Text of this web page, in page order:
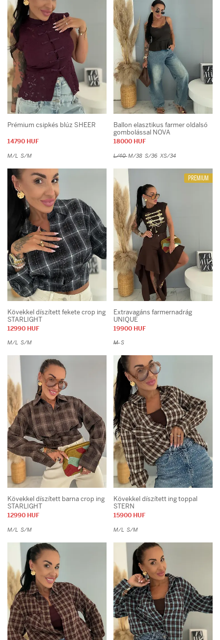
Prémium csipkés blúz SHEER
14790 HUF
M/L S/M
Ballon elasztikus farmer oldalsó
gombolással NOVA
18000 HUF
L/40M/38 S/36 XS/34
Kövekkel díszített fekete crop ing
STARLIGHT
12990 HUF
M/L S/M
PREMIUM
Extravagáns farmernadrág
UNIQUE
19900 HUF
MS
Kövekkel díszített barna crop ing
STARLIGHT
12990 HUF
M/L S/M
Kövekkel díszített ing toppal
STERN
15900 HUF
M/L S/M